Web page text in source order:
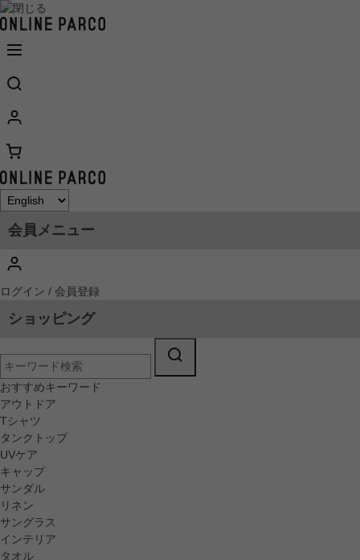
会員メニュー
ログイン / 会員登録
ショッピング
おすすめキーワード
アウトドア
Tシャツ
タンクトップ
UVケア
キャップ
サンダル
リネン
サングラス
インテリア
タオル